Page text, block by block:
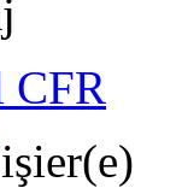
CFR